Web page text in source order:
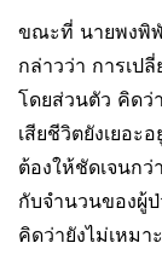
ขณะที่ นายพงพิ
กล่าวว่า การเป
โดยส่วนตัว คิดว่
เสียชีวิตยังเยอ
ต้องให้ชัดเจนกว่
กับจำนวนของผู้
คิดว่ายังไม่เหม